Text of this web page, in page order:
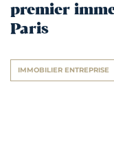
premier
Paris
IMMOBILIER ENTREPRISE